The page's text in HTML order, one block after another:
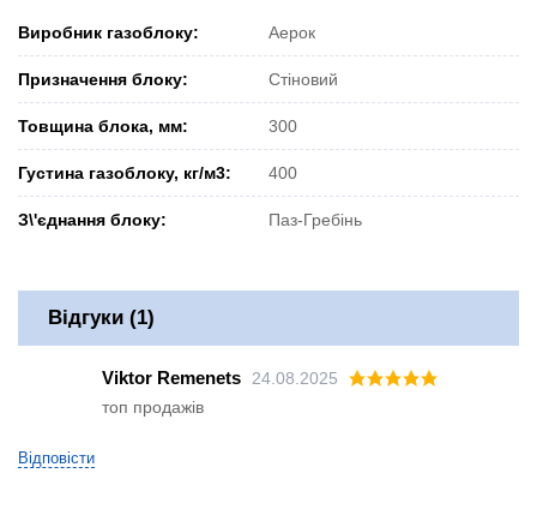
Виробник газоблоку: Аерок
Призначення блоку: Стіновий
Товщина блока, мм: 300
Густина газоблоку, кг/м3: 400
З\'єднання блоку: Паз-Гребінь
Відгуки (1)
Viktor Remenets
24.08.2025
топ продажів
Відповісти